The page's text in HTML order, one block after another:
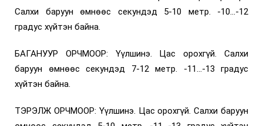
Салхи баруун өмнөөс секундэд 5-10 метр. -10...-12
градус хүйтэн байна.
БАГАНУУР ОРЧМООР: Үүлшинэ. Цас орохгүй. Салхи
баруун өмнөөс секундэд 7-12 метр. -11...-13 градус
хүйтэн байна.
ТЭРЭЛЖ ОРЧМООР: Үүлшинэ. Цас орохгүй. Салхи баруун